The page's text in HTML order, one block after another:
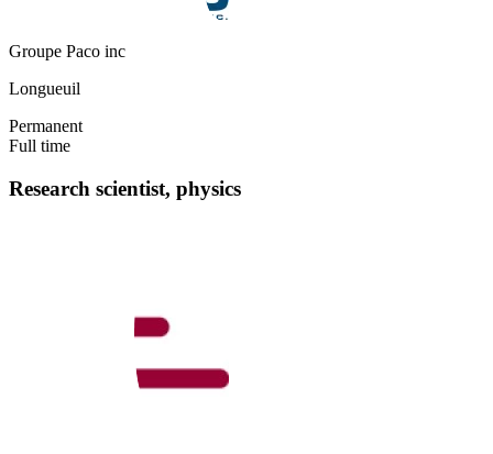
Groupe Paco inc
Longueuil
Permanent
Full time
Research scientist, physics